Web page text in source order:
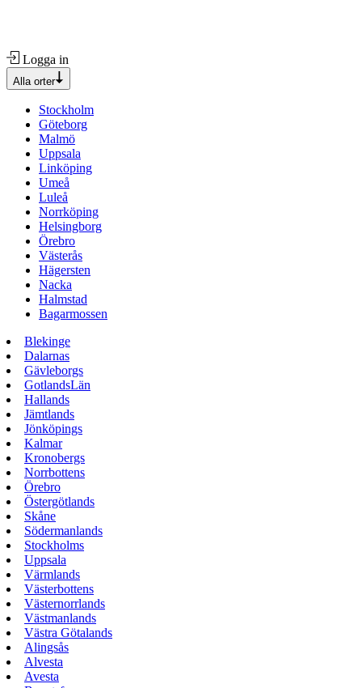
Logga in
Alla orter
Stockholm
Göteborg
Malmö
Uppsala
Linköping
Umeå
Luleå
Norrköping
Helsingborg
Örebro
Västerås
Hägersten
Nacka
Halmstad
Bagarmossen
Blekinge
Dalarnas
Gävleborgs
GotlandsLän
Hallands
Jämtlands
Jönköpings
Kalmar
Kronobergs
Norrbottens
Örebro
Östergötlands
Skåne
Södermanlands
Stockholms
Uppsala
Värmlands
Västerbottens
Västernorrlands
Västmanlands
Västra Götalands
Alingsås
Alvesta
Avesta